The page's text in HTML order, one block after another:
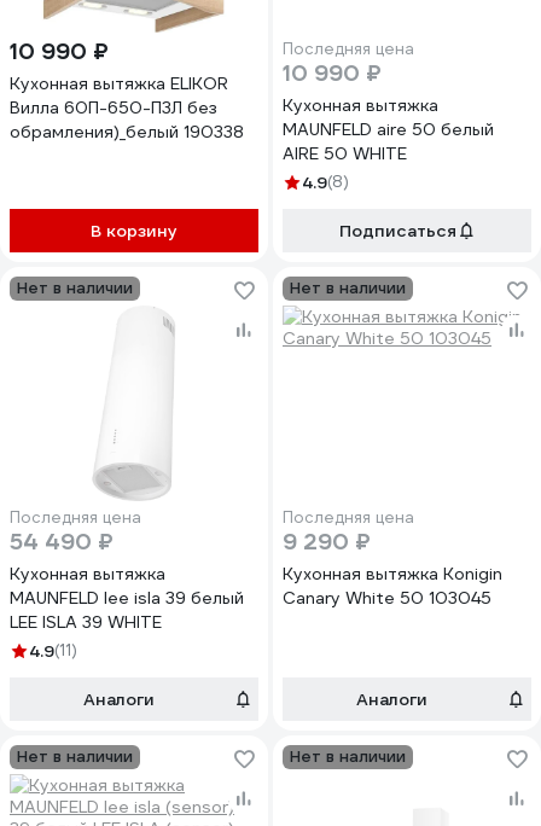
10 990 ₽
Кухонная вытяжка ELIKOR
Вилла 60П-650-П3Л без
обрамления)_белый 190338
В корзину
Последняя цена
10 990 ₽
Кухонная вытяжка
MAUNFELD aire 50 белый
AIRE 50 WHITE
4.9(8)
Подписаться
Нет в наличии
Последняя цена
54 490 ₽
Кухонная вытяжка
MAUNFELD lee isla 39 белый
LEE ISLA 39 WHITE
4.9(11)
Аналоги
Нет в наличии
Последняя цена
9 290 ₽
Кухонная вытяжка Konigin
Canary White 50 103045
Аналоги
Нет в наличии Нет в наличии